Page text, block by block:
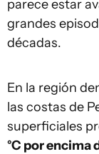
parece estar
grandes
décadas.
En la región
las costas de
superficiales
°C por encima